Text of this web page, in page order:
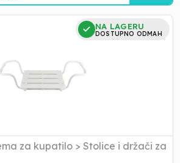
NA LAGERU
DOSTUPNO ODMAH
za kupatilo > Stolice i držači za